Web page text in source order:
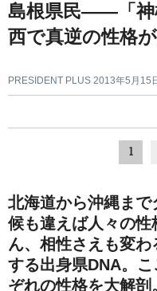
島根県民――「神
西で真逆の性格
PRESIDENT PLUS 2013年5月15
1
北海道から沖縄ま
候も違えば人々の
ん、相性さえも変
する出身県DNA。
ぞれの性格を大解剖